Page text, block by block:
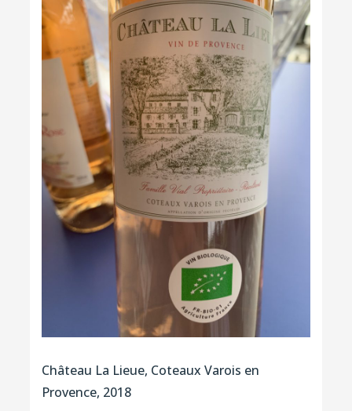
Château La Lieue, Coteaux Varois en
Provence, 2018